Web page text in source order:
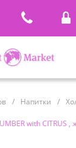
/ Напитки /
with CITRUS